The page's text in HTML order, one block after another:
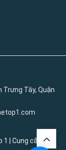
Trưng Tây, Quận
1
Cung cấp bởi